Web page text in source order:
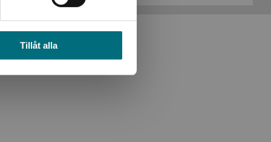
Tillåt alla